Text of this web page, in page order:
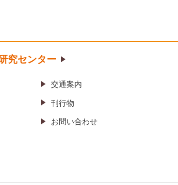
究センター
交通案内
刊行物
お問い合わせ